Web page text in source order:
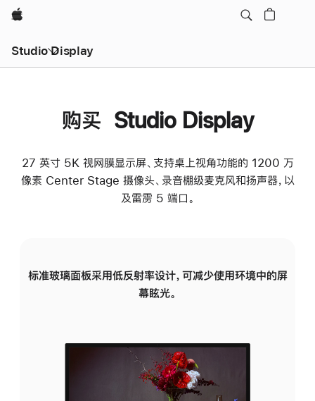
Apple
Studio Display
购买 Studio Display
27 英寸 5K 视网膜显示屏、支持桌上视角功能的 1200 万
像素 Center Stage 摄像头、录音棚级麦克风和扬声器，以
及雷雳 5 端口。
标准玻璃面板采用低反射率设计，可减少使用环境中的屏
幕眩光。